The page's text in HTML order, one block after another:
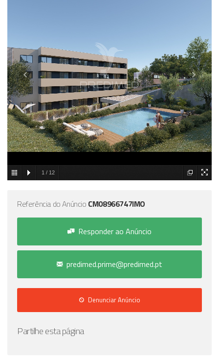
1 / 12
Referência do Anúncio CM08966747IMO
Responder ao Anúncio
predimed.prime@predimed.pt
Denunciar Anúncio
Partilhe esta página